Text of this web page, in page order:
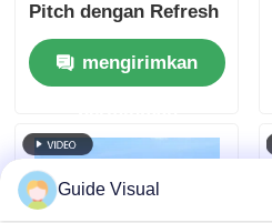
Pitch dengan Refresh
Rate 7680Hz dan
Tahan Air IP65 untuk
Penyewaan dan Acara
mengirimkan
Guide Visual